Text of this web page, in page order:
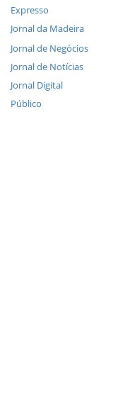
Expresso
Jornal da Madeira
Jornal de Negócios
Jornal de Notícias
Jornal Digital
Público